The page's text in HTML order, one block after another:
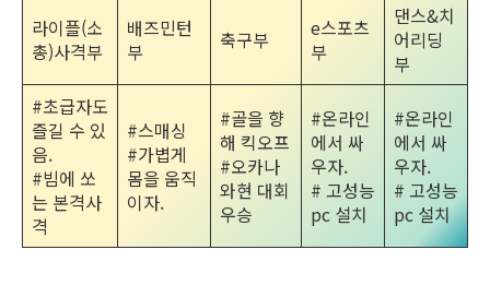
라이플(소
총)사격부
배즈민턴
부
축구부
e스포츠
부
댄스&치
어리딩
부
#초급자도
즐길 수 있
음.
#빔에 쏘
는 본격사
격
#스매싱
#가볍게
몸을 움직
이자.
#골을 향
해 킥오프
#오카나
와현 대회
우승
#온라인
에서 싸
우자.
# 고성능
pc 설치
#온라인
에서 싸
우자.
# 고성능
pc 설치